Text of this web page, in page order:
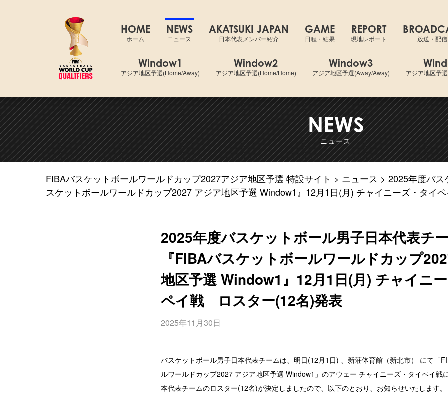
FIBAバスケットボールワールドカップ2027 アジア地区予選
HOME
ホーム
NEWS
ニュース
AKATSUKI JAPAN
日本代表メンバー紹介
GAME
日程・結果
REPORT
現地レポート 放送・配信
Window1
アジア地区予選(Home/Away)
Window2
アジア地区予選(Home/Home)
Window3
アジア地区予選(Away/Away) アジア地区予
NEWS
ニュース
FIBAバスケットボールワールドカップ2027アジア地区予選 特設サイト ニュース
2025年度バ
スケットボールワールドカップ2027 アジア地区予選 Window1』12月1日(月) チャイニーズ・タイ
2025年度バスケットボール男子日本代表チ
『FIBAバスケットボールワールドカップ
地区予選 Window1』12月1日(月) チャイニ
ペイ戦 ロスター(12名)発表
2025年11月30日
バスケットボール男子日本代表チームは、明日(12月1日) 、新荘体育館（新北市） にて「
ルワールドカップ2027 アジア地区予選 Window1」のアウェー チャイニーズ・タイペイ戦
本代表チームのロスター(12名)が決定しましたので、以下のとおり、お知らせいたします。